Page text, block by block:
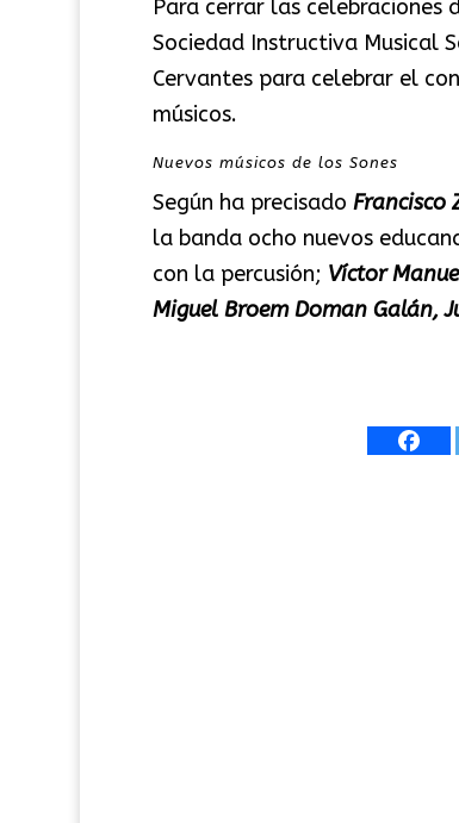
Para cerrar las celebraciones
Sociedad Instructiva Musical
Cervantes para celebrar el
músicos.
Nuevos músicos de los Sones
Según ha precisado Francisco
la banda ocho nuevos
con la percusión; Víctor
Miguel Broem Doman Galán,